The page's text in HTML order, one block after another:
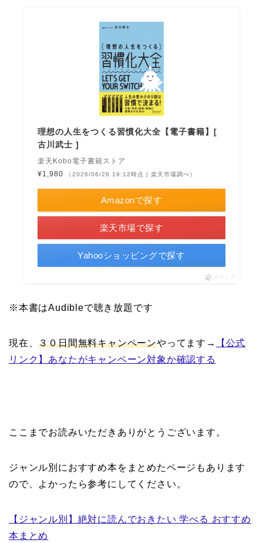
理想の人生をつくる習慣化大全【電子書籍】[
古川武士 ]
楽天Kobo電子書籍ストア
¥1,980
（2026/06/26 19:12時点 | 楽天市場調べ）
Amazonで探す
楽天市場で探す
Yahooショッピングで探す
ポチップ
※本書はAudibleで聴き放題です
現在、３０日間無料キャンペーンやってます→
【公式
リンク】あなたがキャンペーン対象か確認する
ここまでお読みいただきありがとうございます。
ジャンル別におすすめ本をまとめたページもあります
ので、よかったら参考にしてください。
【ジャンル別】絶対に読んでおきたい 学べる おすすめ
本まとめ